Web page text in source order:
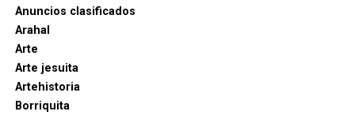
Anuncios clasificados
Arahal
Arte
Arte jesuita
Artehistoria
Borriquita